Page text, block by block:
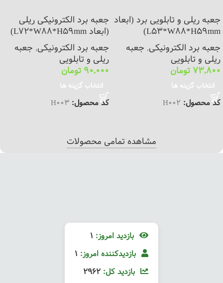
جعبه ریلی و تابلویی برد (ابعاد
L53*W88*H59mm)
جعبه برد الکترونیکی, جعبه
ریلی و تابلویی
73,800 تومان
انتخاب گزینه ها
کد محصول: H002
جعبه برد الکترونیکی ریلی
(ابعاد L72*W88*H59mm)
جعبه برد الکترونیکی, جعبه
ریلی و تابلویی
90,000 تومان
انتخاب گزینه ها
کد محصول: H003
مشاهده تمامی محصولات
بازدید امروز:
بازدیدکننده امروز:
بازدید کل: